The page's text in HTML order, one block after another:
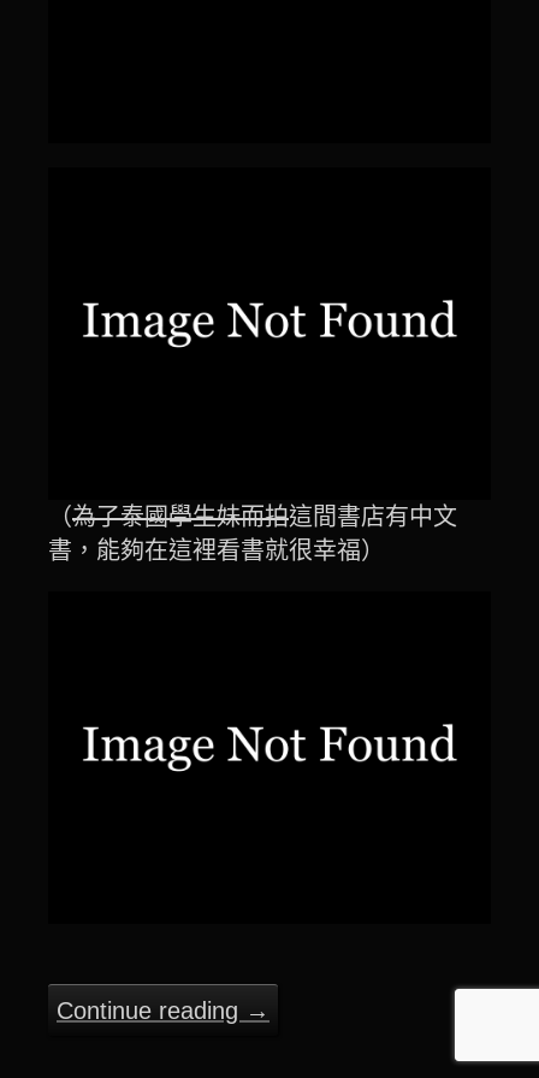
（為了泰國學生妹而拍這間書店有中文
書，能夠在這裡看書就很幸福）
Continue reading →